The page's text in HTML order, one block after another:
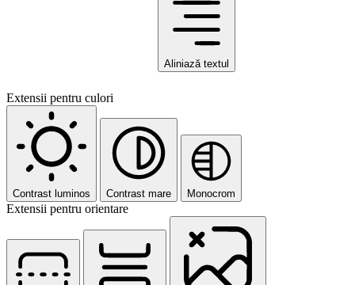
Aliniază textul
Extensii pentru culori
Contrast luminos Contrast mare Monocrom
Extensii pentru orientare